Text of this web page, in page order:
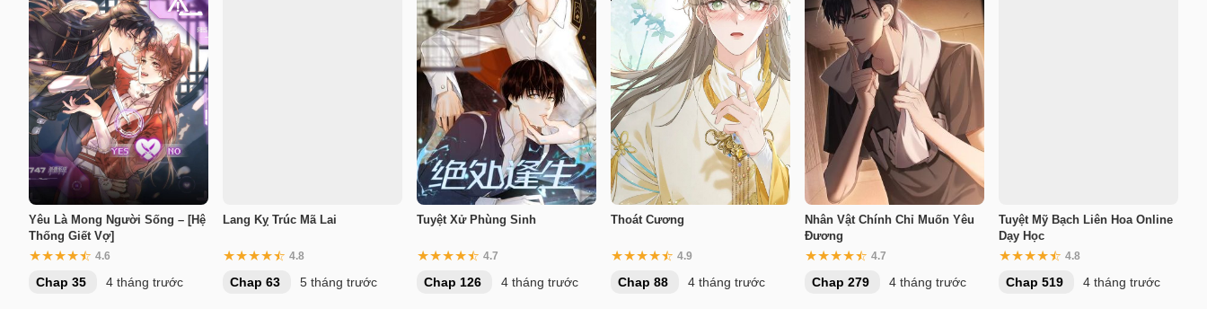
Yêu Là Mong Người Sống – [Hệ
Thống Giết Vợ]
4.6
Chap 35 4 tháng trước
Lang Kỵ Trúc Mã Lai
4.8
Chap 63 5 tháng trước
Tuyệt Xử Phùng Sinh
4.7
Chap 126 4 tháng trước
Thoát Cương
4.9
Chap 88 4 tháng trước
Nhân Vật Chính Chỉ Muốn Yêu
Đương
4.7
Chap 279 4 tháng trước
Tuyệt Mỹ Bạch Liên Hoa Online
Dạy Học
4.8
Chap 519 4 tháng trước